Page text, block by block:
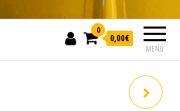
MENÚ
0
0,00€